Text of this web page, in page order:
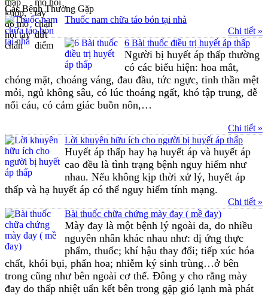
Các Bệnh Thường Gặp
Thuốc nam chữa táo bón tại nhà
Chi tiết »
6 Bài thuốc điều trị huyết áp thấp
Người bị huyết áp thấp thường
có các biểu hiện: hoa mắt,
chóng mặt, choáng váng, đau đầu, tức ngực, tinh thần mệt
mỏi, ngủ không sâu, có lúc thoáng ngất, khó tập trung, dễ
nổi cáu, có cảm giác buồn nôn,…
Chi tiết »
Lời khuyên hữu ích cho người bị huyết áp thấp
Huyết áp thấp hay hạ huyết áp và huyết áp
cao đều là tình trạng bệnh nguy hiểm như
nhau. Nếu không kịp thời xử lý, huyết áp
thấp và hạ huyết áp có thể nguy hiểm tính mạng.
Chi tiết »
Bài thuốc chữa chứng mày đay ( mề đay)
Mày đay là một bệnh lý ngoài da, do nhiều
nguyên nhân khác nhau như: dị ứng thực
phẩm, thuốc; khí hậu thay đổi; tiếp xúc hóa
chất, khói bụi, phấn hoa; nhiễm ký sinh trùng…ở bên
trong cũng như bên ngoài cơ thể. Đông y cho rằng mày
đay do thấp nhiệt uẩn kết bên trong gặp gió lạnh mà phát